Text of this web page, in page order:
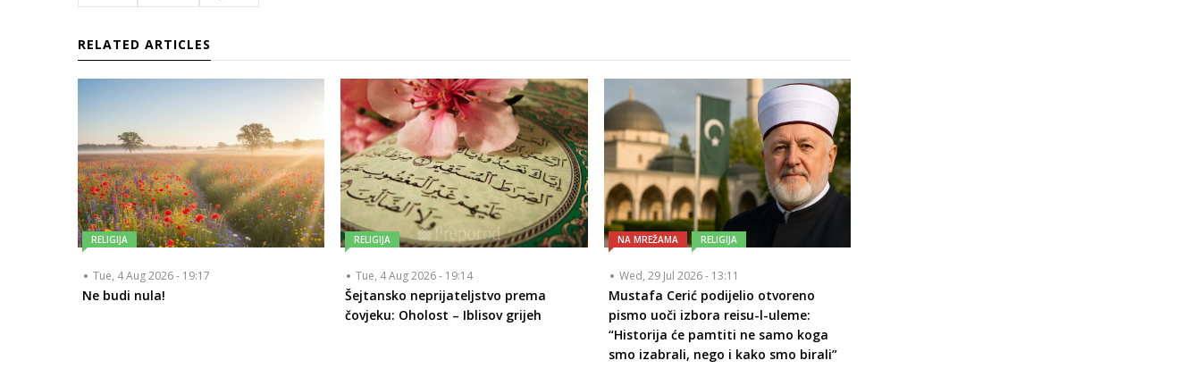
RELATED ARTICLES
RELIGIJA
Tue, 4 Aug 2026 - 19:17
Ne budi nula!
RELIGIJA
Tue, 4 Aug 2026 - 19:14
Šejtansko neprijateljstvo prema
čovjeku: Oholost – Iblisov grijeh
NA MREŽAMA RELIGIJA
Wed, 29 Jul 2026 - 13:11
Mustafa Cerić podijelio otvoreno
pismo uoči izbora reisu-l-uleme:
“Historija će pamtiti ne samo koga
smo izabrali, nego i kako smo birali”